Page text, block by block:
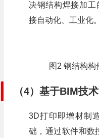
决钢结构焊接加
接自动化、工业化。
图2 钢结构构
（4）基于BIM技
3D打印即增材制
础，通过软件和数